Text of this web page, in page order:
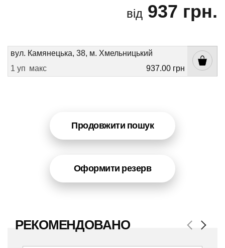
від 937 грн.
вул. Камянецька, 38, м. Хмельницький
1 уп макс 937.00 грн
Продовжити пошук
Оформити резерв
РЕКОМЕНДОВАНО Previous
Next